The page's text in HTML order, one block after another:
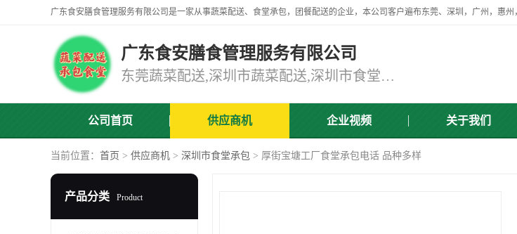
广东食安膳食管理服务有限公司
东莞蔬菜配送,深圳市蔬菜配送,深圳市食堂承包,深圳市宝安蔬菜配送,东莞工厂食堂承包,东莞蔬菜配送公司,东莞长安蔬菜配送公司
公司首页 供应商机 企业视频 关于我们
当前位置： 首页 > 供应商机 > 深圳市食堂承包 > 厚街宝塘工厂食堂承包电话 品种多样
产品分类 Product